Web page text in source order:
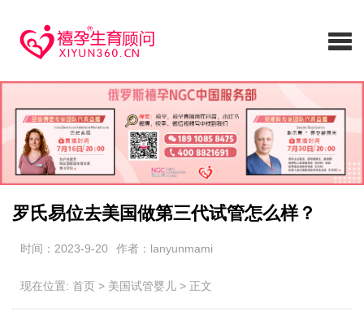
罗氏易位去美国做第三代试管怎么样？
时间：2023-9-20 作者：lanyunmami
现在位置: 首页 > 美国试管婴儿 > 正文